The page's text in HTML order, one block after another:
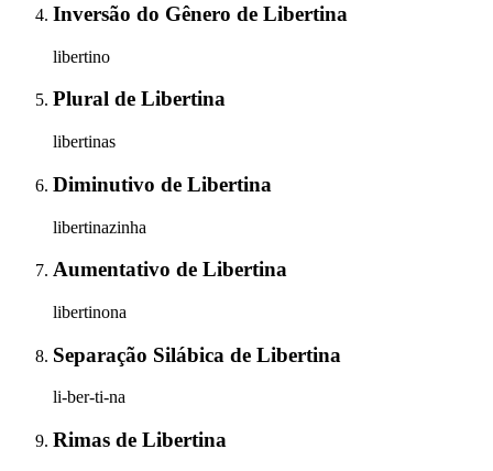
Inversão do Gênero de Libertina
libertino
Plural de Libertina
libertinas
Diminutivo de Libertina
libertinazinha
Aumentativo de Libertina
libertinona
Separação Silábica de Libertina
li-ber-ti-na
Rimas de Libertina